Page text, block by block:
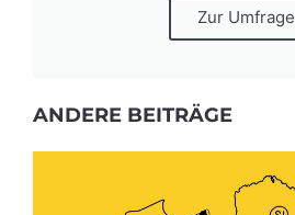
Zur Umfrage
ANDERE BEITRÄGE